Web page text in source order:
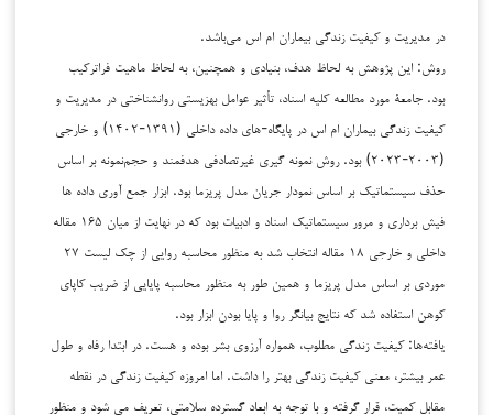
در مدیریت و کیفیت زندگی بیماران ام اس می‌باشد.
روش: این پژوهش به لحاظ هدف، بنیادی و همچنین، به لحاظ ماهیت فراترکیب
بود. جامعة مورد مطالعه کلیه اسناد، تأثیر عوامل بهزیستی روانشناختی در مدیریت و
کیفیت زندگی بیماران ام اس در پایگاه-های داده داخلی (۱۳۹۱-۱۴۰۲) و خارجی
(۲۰۰۳-۲۰۲۳) بود. روش نمونه گیری غیرتصادفی هدفمند و حجم‌نمونه بر اساس
حذف سیستماتیک بر اساس نمودار جریان مدل پریزما بود. ابزار جمع آوری داده ها
فیش برداری و مرور سیستماتیک اسناد و ادبیات بود که در نهایت از میان ۱۶۵ مقاله
داخلی و خارجی ۱۸ مقاله انتخاب شد به منظور محاسبه روایی از چک لیست ۲۷
موردی بر اساس مدل پریزما و همین طور به منظور محاسبه پایایی از ضریب کاپای
کوهن استفاده شد که نتایج بیانگر روا و پایا بودن ابزار بود.
یافته‌ها: کیفیت زندگی مطلوب، همواره آرزوی بشر بوده و هست. در ابتدا رفاه و طول
عمر بیشتر، معنی کیفیت زندگی بهتر را داشت. اما امروزه کیفیت زندگی در نقطه
مقابل کمیت، قرار گرفته و با توجه به ابعاد گسترده سلامتی، تعریف می شود و منظور